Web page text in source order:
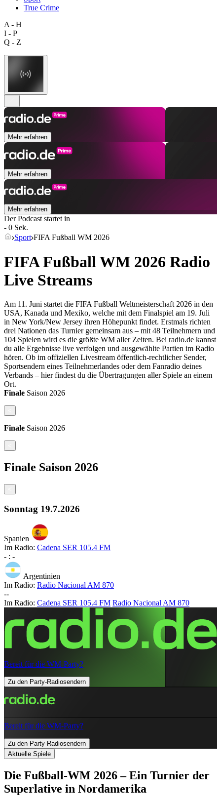
True Crime
A - H
I - P
Q - Z
Mehr erfahren
Mehr erfahren
Mehr erfahren
Der Podcast startet in
- 0 Sek.
Sport FIFA Fußball WM 2026
FIFA Fußball WM 2026 Radio
Live Streams
Am 11. Juni startet die FIFA Fußball Weltmeisterschaft 2026 in den
USA, Kanada und Mexiko, welche mit dem Finalspiel am 19. Juli
in New York/New Jersey ihren Höhepunkt findet. Erstmals richten
drei Nationen das Turnier gemeinsam aus – mit 48 Teilnehmern und
104 Spielen wird es die größte WM aller Zeiten. Bei radio.de kannst
du alle Ergebnisse live verfolgen und ausgewählte Partien im Radio
hören. Ob im offiziellen Livestream öffentlich-rechtlicher Sender,
Sportsendern eines Teilnehmerlandes oder dem Fanradio deines
Verbands – hier findest du die Übertragungen aller Spiele an einem
Ort.
Finale Saison 2026
Finale Saison 2026
Finale Saison 2026
Sonntag 19.7.2026
Spanien
Im Radio: Cadena SER 105.4 FM
- : -
Argentinien
Im Radio: Radio Nacional AM 870
--
Im Radio: Cadena SER 105.4 FM Radio Nacional AM 870
Bereit für die WM-Party?
Zu den Party-Radiosendern
Bereit für die WM-Party?
Zu den Party-Radiosendern
Aktuelle Spiele
Die Fußball-WM 2026 – Ein Turnier der
Superlative in Nordamerika